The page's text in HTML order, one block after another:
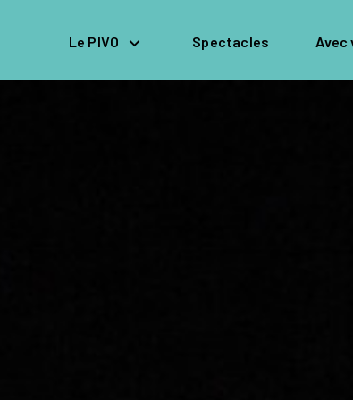
Le PIVO Spectacles Avec